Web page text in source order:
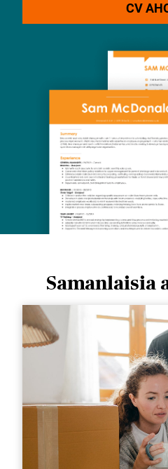
CV